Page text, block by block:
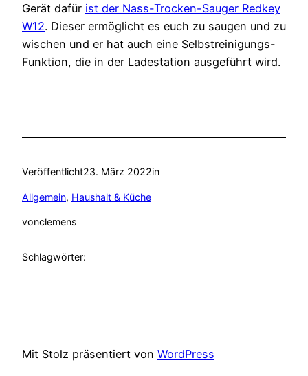
Gerät dafür ist der Nass-Trocken-Sauger Redkey
W12. Dieser ermöglicht es euch zu saugen und zu
wischen und er hat auch eine Selbstreinigungs-
Funktion, die in der Ladestation ausgeführt wird.
Veröffentlicht23. März 2022in
Allgemein, Haushalt & Küche
vonclemens
Schlagwörter:
Mit Stolz präsentiert von WordPress